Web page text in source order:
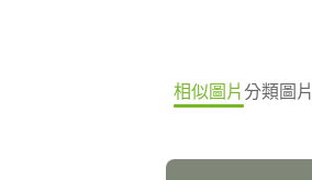
相似圖片分類圖片